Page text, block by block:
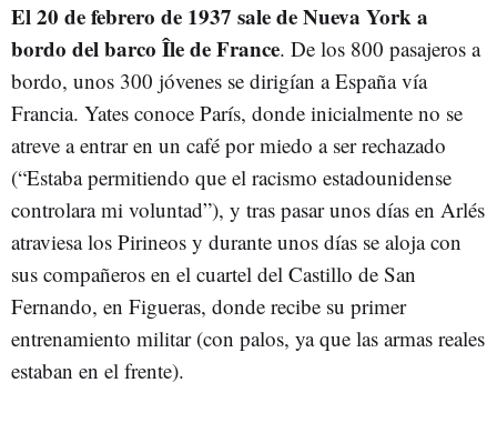
El 20 de febrero de 1937 sale de Nueva York a
bordo del barco Île de France. De los 800 pasajeros a
bordo, unos 300 jóvenes se dirigían a España vía
Francia. Yates conoce París, donde inicialmente no se
atreve a entrar en un café por miedo a ser rechazado
(“Estaba permitiendo que el racismo estadounidense
controlara mi voluntad”), y tras pasar unos días en Arlés
atraviesa los Pirineos y durante unos días se aloja con
sus compañeros en el cuartel del Castillo de San
Fernando, en Figueras, donde recibe su primer
entrenamiento militar (con palos, ya que las armas reales
estaban en el frente).